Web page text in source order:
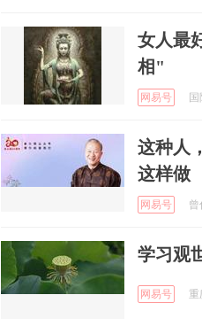
女人最
相"
网易号
这种人
这样做
网易号
学习观
网易号 重